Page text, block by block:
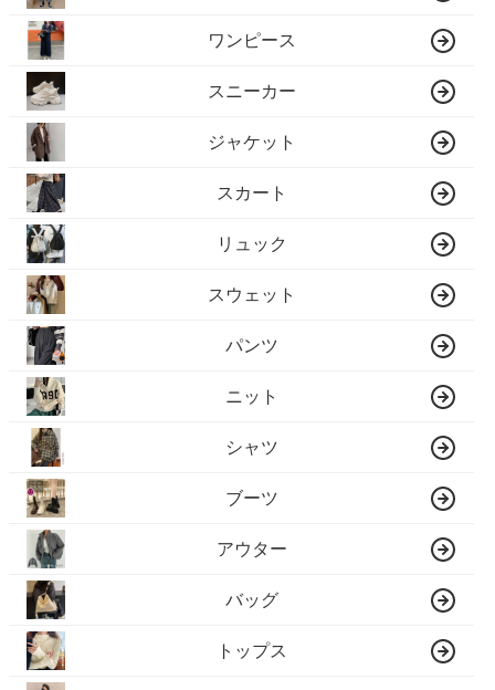
ワンピース
スニーカー
ジャケット
スカート
リュック
スウェット
パンツ
ニット
シャツ
ブーツ
アウター
バッグ
トップス